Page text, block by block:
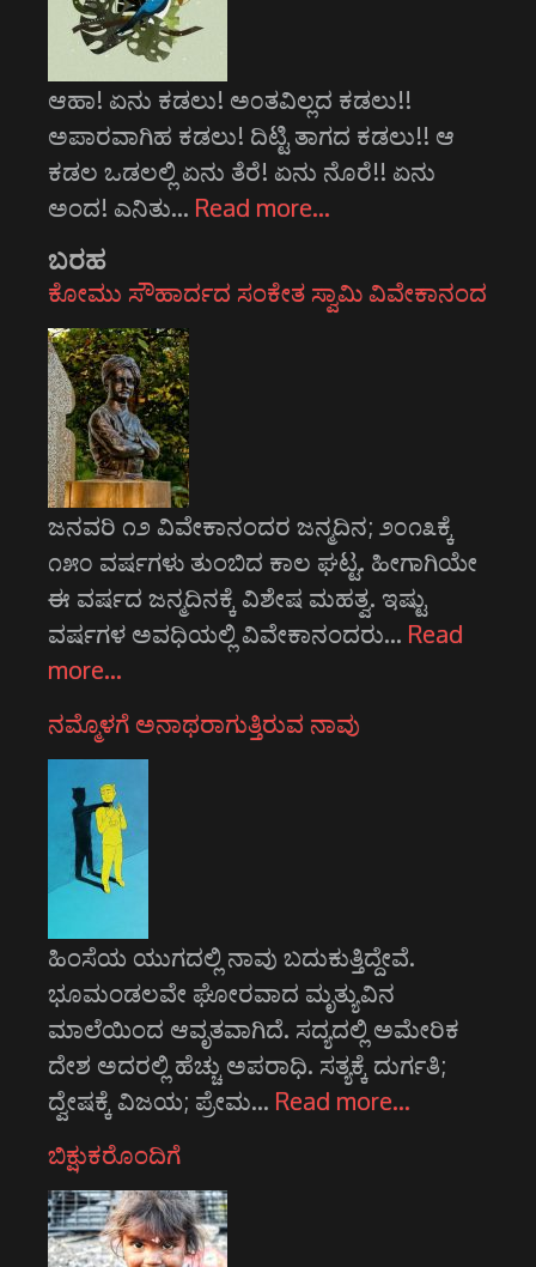
ಆಹಾ! ಏನು ಕಡಲು! ಅ೦ತವಿಲ್ಲದ ಕಡಲು!!
ಅಪಾರವಾಗಿಹ ಕಡಲು! ದಿಟ್ಟಿ ತಾಗದ ಕಡಲು!! ಆ
ಕಡಲ ಒಡಲಲ್ಲಿ ಏನು ತೆರೆ! ಏನು ನೊರೆ!! ಏನು
ಅಂದ! ಎನಿತು… Read more…
ಬರಹ
ಕೋಮು ಸೌಹಾರ್ದದ ಸಂಕೇತ ಸ್ವಾಮಿ ವಿವೇಕಾನಂದ
ಜನವರಿ ೧೨ ವಿವೇಕಾನಂದರ ಜನ್ಮದಿನ; ೨೦೧೩ಕ್ಕೆ
೧೫೦ ವರ್ಷಗಳು ತುಂಬಿದ ಕಾಲ ಘಟ್ಟ. ಹೀಗಾಗಿಯೇ
ಈ ವರ್ಷದ ಜನ್ಮದಿನಕ್ಕೆ ವಿಶೇಷ ಮಹತ್ವ. ಇಷ್ಟು
ವರ್ಷಗಳ ಅವಧಿಯಲ್ಲಿ ವಿವೇಕಾನಂದರು… Read
more…
ನಮ್ಮೊಳಗೆ ಅನಾಥರಾಗುತ್ತಿರುವ ನಾವು
ಹಿಂಸೆಯ ಯುಗದಲ್ಲಿ ನಾವು ಬದುಕುತ್ತಿದ್ದೇವೆ.
ಭೂಮಂಡಲವೇ ಘೋರವಾದ ಮೃತ್ಯುವಿನ
ಮಾಲೆಯಿಂದ ಆವೃತವಾಗಿದೆ. ಸದ್ಯದಲ್ಲಿ ಅಮೇರಿಕ
ದೇಶ ಅದರಲ್ಲಿ ಹೆಚ್ಚು ಅಪರಾಧಿ. ಸತ್ಯಕ್ಕೆ ದುರ್ಗತಿ;
ದ್ವೇಷಕ್ಕೆ ವಿಜಯ; ಪ್ರೇಮ… Read more…
ಬಿಕ್ಷುಕರೊಂದಿಗೆ